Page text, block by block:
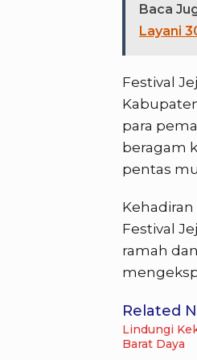
Baca
Layani
Festival
para
beragam
pentas
Festival
ramah
Related
Lindungi
Barat Daya